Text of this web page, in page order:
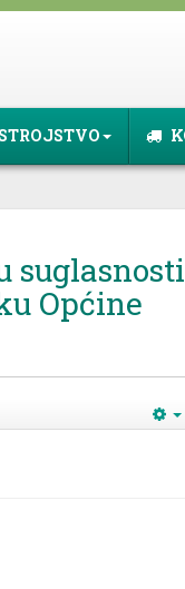
suglasnosti
Općine